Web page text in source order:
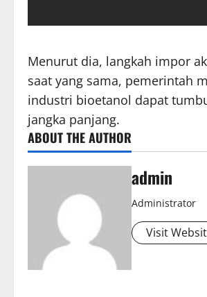
Menurut dia, langkah impor
saat yang sama, pemerintah
industri bioetanol dapat
jangka panjang.
ABOUT THE AUTHOR
admin
Administrator
Visit